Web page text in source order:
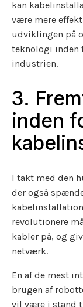
kan
være mere
udviklingen på
teknologi inden
industrien.
3.
inden
I takt med den
der også
revolutionere
kabler på, og
netværk.
En af de mest
brugen af
vil være i stand